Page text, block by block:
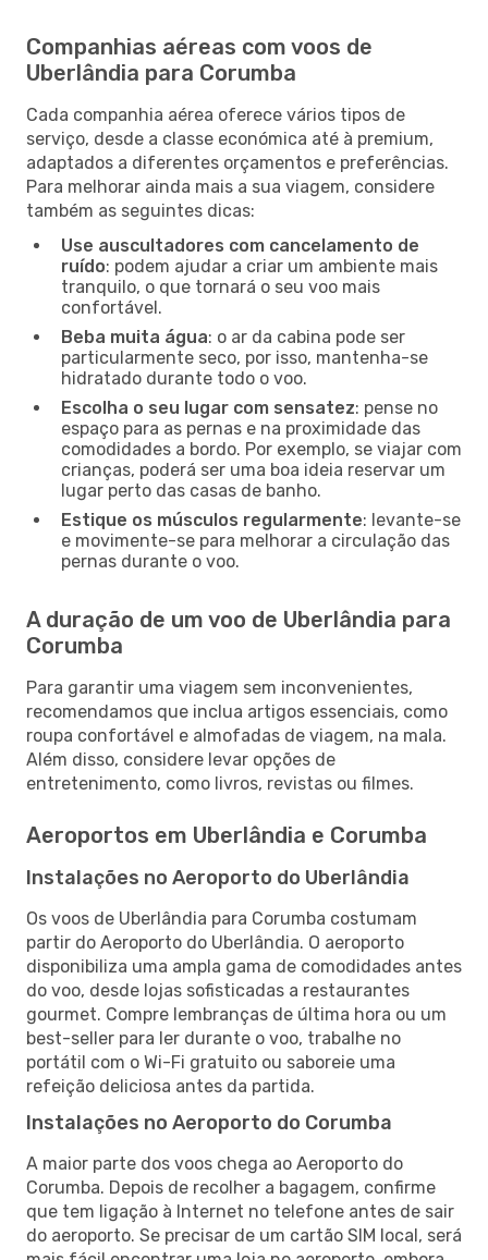
Companhias aéreas com voos de
Uberlândia para Corumba
Cada companhia aérea oferece vários tipos de
serviço, desde a classe económica até à premium,
adaptados a diferentes orçamentos e preferências.
Para melhorar ainda mais a sua viagem, considere
também as seguintes dicas:
Use auscultadores com cancelamento de
ruído: podem ajudar a criar um ambiente mais
tranquilo, o que tornará o seu voo mais
confortável.
Beba muita água: o ar da cabina pode ser
particularmente seco, por isso, mantenha-se
hidratado durante todo o voo.
Escolha o seu lugar com sensatez: pense no
espaço para as pernas e na proximidade das
comodidades a bordo. Por exemplo, se viajar com
crianças, poderá ser uma boa ideia reservar um
lugar perto das casas de banho.
Estique os músculos regularmente: levante-se
e movimente-se para melhorar a circulação das
pernas durante o voo.
A duração de um voo de Uberlândia para
Corumba
Para garantir uma viagem sem inconvenientes,
recomendamos que inclua artigos essenciais, como
roupa confortável e almofadas de viagem, na mala.
Além disso, considere levar opções de
entretenimento, como livros, revistas ou filmes.
Aeroportos em Uberlândia e Corumba
Instalações no Aeroporto do Uberlândia
Os voos de Uberlândia para Corumba costumam
partir do Aeroporto do Uberlândia. O aeroporto
disponibiliza uma ampla gama de comodidades antes
do voo, desde lojas sofisticadas a restaurantes
gourmet. Compre lembranças de última hora ou um
best-seller para ler durante o voo, trabalhe no
portátil com o Wi-Fi gratuito ou saboreie uma
refeição deliciosa antes da partida.
Instalações no Aeroporto do Corumba
A maior parte dos voos chega ao Aeroporto do
Corumba. Depois de recolher a bagagem, confirme
que tem ligação à Internet no telefone antes de sair
do aeroporto. Se precisar de um cartão SIM local, será